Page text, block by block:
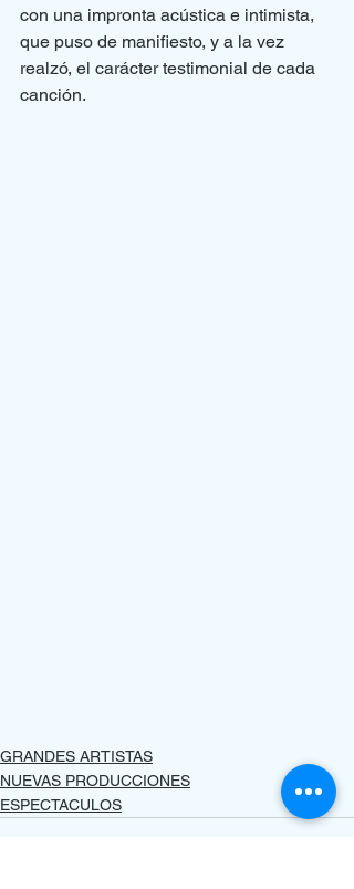
con una impronta acústica e intimista,
que puso de manifiesto, y a la vez
realzó, el carácter testimonial de cada
canción.
GRANDES ARTISTAS
NUEVAS PRODUCCIONES
ESPECTACULOS